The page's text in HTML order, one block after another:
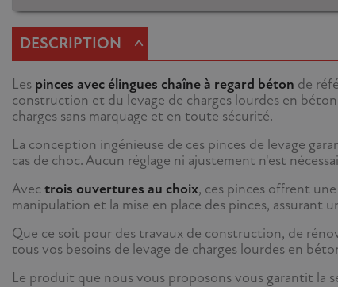
DESCRIPTION ^
Les pinces avec élingues chaîne à regard béton de
construction et du levage de charges lourdes en
charges sans marquage et en toute sécurité.
La conception ingénieuse de ces pinces de levage
cas de choc. Aucun réglage ni ajustement n'est
Avectrois ouvertures au choix, ces pinces offrent
manipulation et la mise en place des pinces, assurant
Que ce soit pour des travaux de construction, de
tous vos besoins de levage de charges lourdes en
Le produit que nous vous proposons vous garantit